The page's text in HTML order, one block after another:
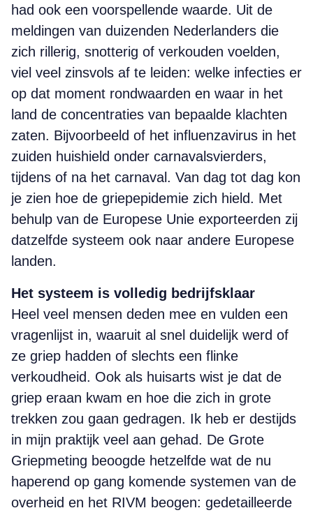
had ook een voorspellende waarde. Uit de
meldingen van duizenden Nederlanders die
zich rillerig, snotterig of verkouden voelden,
viel veel zinsvols af te leiden: welke infecties er
op dat moment rondwaarden en waar in het
land de concentraties van bepaalde klachten
zaten. Bijvoorbeeld of het influenzavirus in het
zuiden huishield onder carnavalsvierders,
tijdens of na het carnaval. Van dag tot dag kon
je zien hoe de griepepidemie zich hield. Met
behulp van de Europese Unie exporteerden zij
datzelfde systeem ook naar andere Europese
landen.
Het systeem is volledig bedrijfsklaar
Heel veel mensen deden mee en vulden een
vragenlijst in, waaruit al snel duidelijk werd of
ze griep hadden of slechts een flinke
verkoudheid. Ook als huisarts wist je dat de
griep eraan kwam en hoe die zich in grote
trekken zou gaan gedragen. Ik heb er destijds
in mijn praktijk veel aan gehad. De Grote
Griepmeting beoogde hetzelfde wat de nu
haperend op gang komende systemen van de
overheid en het RIVM beogen: gedetailleerde